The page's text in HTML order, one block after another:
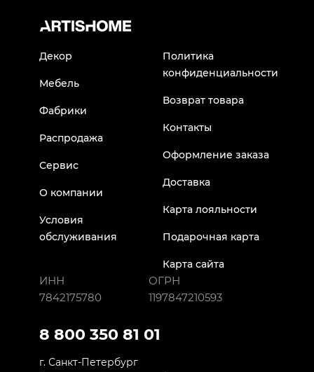
Декор
Мебель
Фабрики
Распродажа
Сервис
О компании
Условия
обслуживания
Политика
конфиденциальности
Возврат товара
Контакты
Оформление заказа
Доставка
Карта лояльности
Подарочная карта
Карта сайта
ИНН
7842175780
ОГРН
1197847210593
8 800 350 81 01
г. Санкт-Петербург